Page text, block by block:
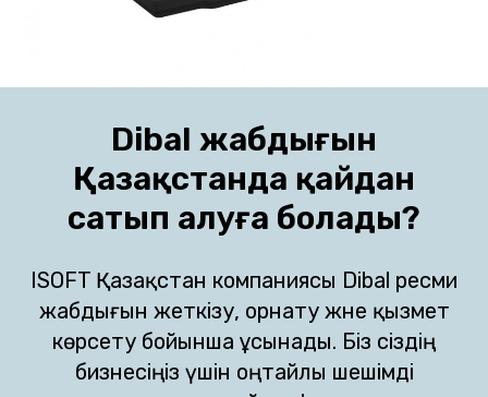
Dibal жабдығын
Қазақстанда қайдан
сатып алуға болады?
ISOFT Қазақстан компаниясы Dibal ресми
жабдығын жеткізу, орнату және қызмет
көрсету бойынша ұсынады. Біз сіздің
бизнесіңіз үшін оңтайлы шешімді